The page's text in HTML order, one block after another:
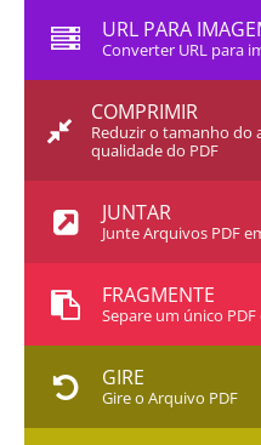
URL PARA
Converter URL para
COMPRIMIR
Reduzir o tamanho do
qualidade do PDF
JUNTAR
Junte Arquivos PDF
FRAGMENTE
Separe um único
GIRE
Gire o Arquivo PDF